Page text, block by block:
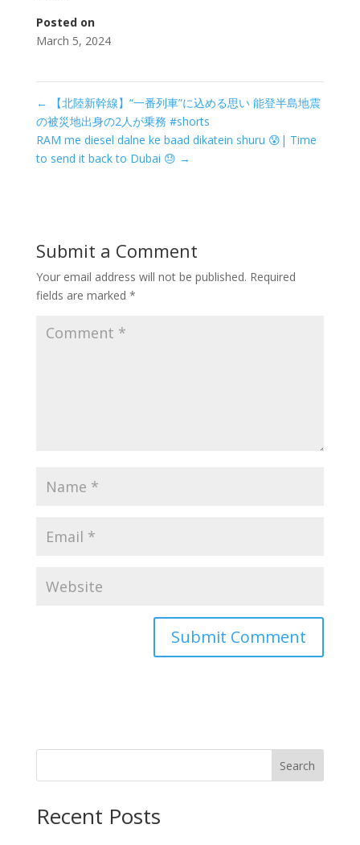
Posted on
March 5, 2024
← 【北陸新幹線】“一番列車”に込める思い 能登半島地震
の被災地出身の2人が乗務 #shorts
RAM me diesel dalne ke baad dikatein shuru 😰| Time
to send it back to Dubai 😓 →
Submit a Comment
Your email address will not be published. Required
fields are marked *
Search
Recent Posts